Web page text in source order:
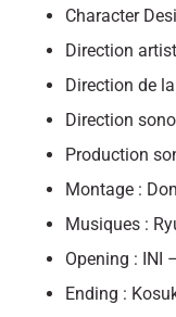
Character
Direction
Direction de
Direction
Production
Montage :
Musiques :
Opening : INI
Ending :